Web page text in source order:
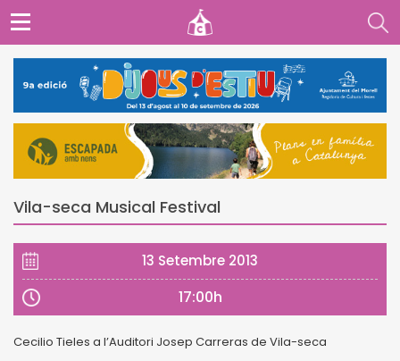
Vila-seca Musical Festival
13 Setembre 2013
17:00h
Cecilio Tieles a l’Auditori Josep Carreras de Vila-seca